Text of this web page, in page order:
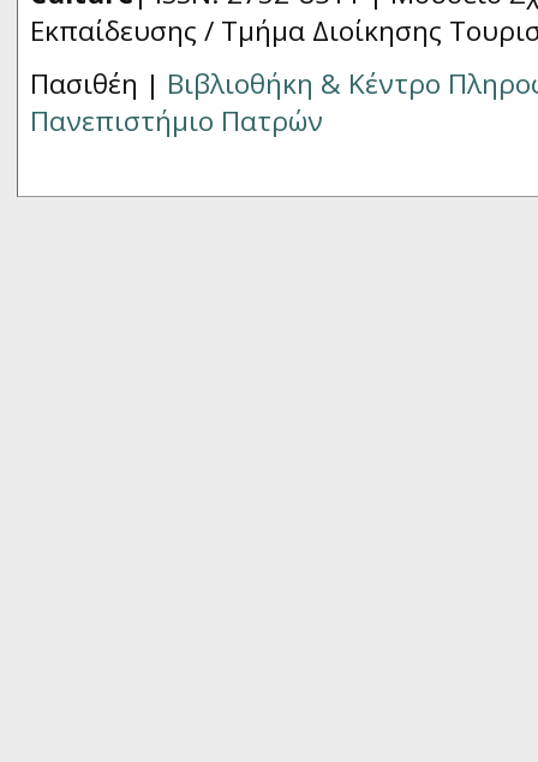
Εκπαίδευσης / Τμήμα Διοίκησης
Πασιθέη | Βιβλιοθήκη & Κέντρο
Πανεπιστήμιο Πατρών